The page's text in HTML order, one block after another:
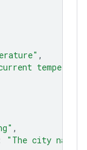
,
,
"The city name,